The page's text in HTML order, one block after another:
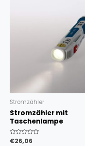
Stromzähler
Stromzähler mit
Taschenlampe
Bewertet
€26,06